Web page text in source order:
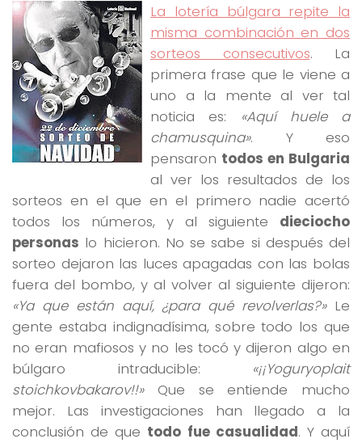
La lotería búlgara repite la
misma combinación en dos
sorteos consecutivos. La
primera frase que le viene a
uno a la mente al ver tal
noticia es:
«Aquí huele a
chamusquina». Y eso
pensaron todos en Bulgaria
al ver los resultados de los
sorteos en el que en el primero nadie acertó
todos los números, y al siguiente dieciocho
personas lo hicieron. No se sabe si después del
sorteo dejaron las luces apagadas con las bolas
fuera del bombo, y al volver al siguiente dijeron:
«Ya que están aquí, ¿para qué revolverlas?»Le
gente estaba indignadísima, sobre todo los que
no eran mafiosos y no les tocó y dijeron algo en
búlgaro intraducible: «¡¡Yoguryoplait
stoichkovbakarov!!»Que se entiende mucho
mejor. Las investigaciones han llegado a la
conclusión de que todo fue casualidad. Y aquí